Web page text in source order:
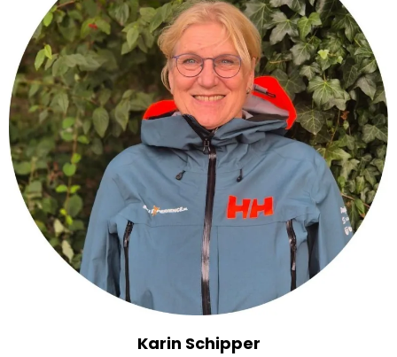
Karin Schipper